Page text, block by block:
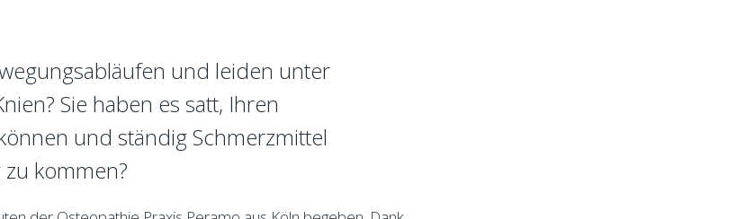
und leiden unter
Sie haben es satt, Ihren
und ständig Schmerzmittel
kommen?